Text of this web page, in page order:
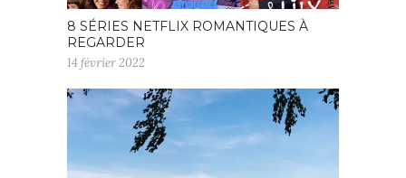
8 SÉRIES NETFLIX ROMANTIQUES À
REGARDER
14 février 2022